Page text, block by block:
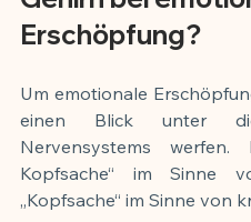
Erschöpfung?
Um emotionale
einen Blick unter
Nervensystems
Kopfsache“ im Sinne
„Kopfsache“ im Sinne von